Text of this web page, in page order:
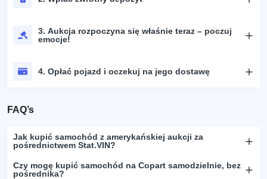
3. Aukcja rozpoczyna się właśnie teraz – poczuj
emocje!
4. Opłać pojazd i oczekuj na jego dostawę
FAQ’s
Jak kupić samochód z amerykańskiej aukcji za
pośrednictwem Stat.VIN?
Czy mogę kupić samochód na Copart samodzielnie, bez
pośrednika?